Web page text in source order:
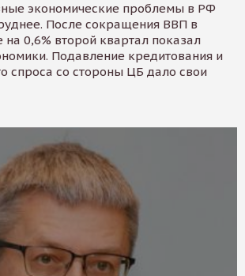
экономические проблемы в РФ
После сокращения ВВП в
0,6% второй квартал показал
Подавление кредитования и
спроса со стороны ЦБ дало свои